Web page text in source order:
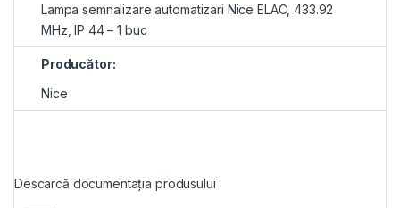
Lampa semnalizare automatizari Nice ELAC, 433.92
MHz, IP 44 – 1 buc
Producător:
Nice
Descarcă documentația produsului